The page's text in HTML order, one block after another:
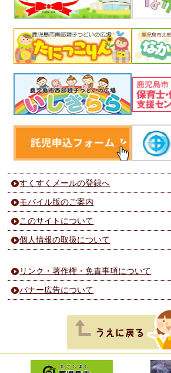
すくすくメールの登録へ
モバイル版のご案内
このサイトについて
個人情報の取扱について
リンク・著作権・免責事項について
バナー広告について